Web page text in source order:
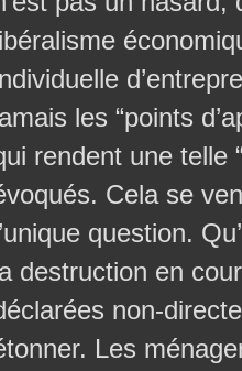
les “points
rendent une telle
Cela se
question.
destruction en
non-
Les